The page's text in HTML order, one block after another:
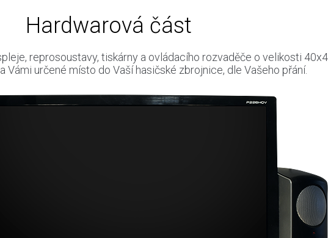
Hardwarová část
reprosoustavy, tiskárny a ovládacího rozvaděče o velikosti
Vámi určené místo do Vaší hasičské zbrojnice, dle Vašeho přání.